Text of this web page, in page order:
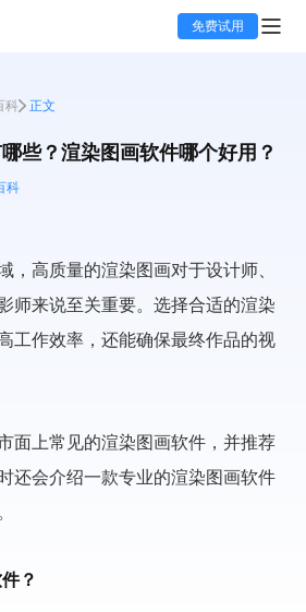
免费试用
科 正文
些？渲染图画软件哪个好用？
科
，高质量的渲染图画对于设计师、
师来说至关重要。选择合适的渲染
工作效率，还能确保最终作品的视
面上常见的渲染图画软件，并推荐
还会介绍一款专业的渲染图画软件
？